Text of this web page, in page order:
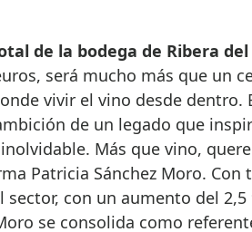
de la bodega de Ribera
será mucho más que un
vivir el vino desde dentro.
de un legado que
Más que vino,
Patricia Sánchez Moro.
sector, con un aumento del
se consolida como